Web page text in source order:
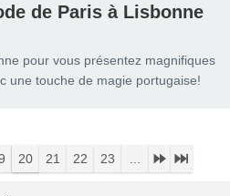
de Paris à Lisbonne
pour vous présentez magnifiques
une touche de magie portugaise!
20 21 22 23